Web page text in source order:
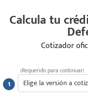
Calcula tu
Cotizador
Elige la versión a
(Requerido para continuar)